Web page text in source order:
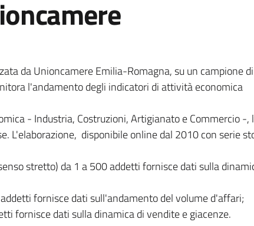
da Unioncamere Emilia-Romagna, su un campione
l'andamento degli indicatori di attività economica
- Industria, Costruzioni, Artigianato e Commercio -,
L'elaborazione, disponibile online dal 2010 con serie
stretto) da 1 a 500 addetti fornisce dati sulla
fornisce dati sull'andamento del volume d'affari;
fornisce dati sulla dinamica di vendite e giacenze.